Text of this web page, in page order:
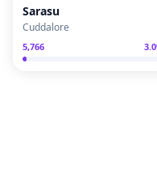
Sarasu
Cuddalore
5,766 3.0